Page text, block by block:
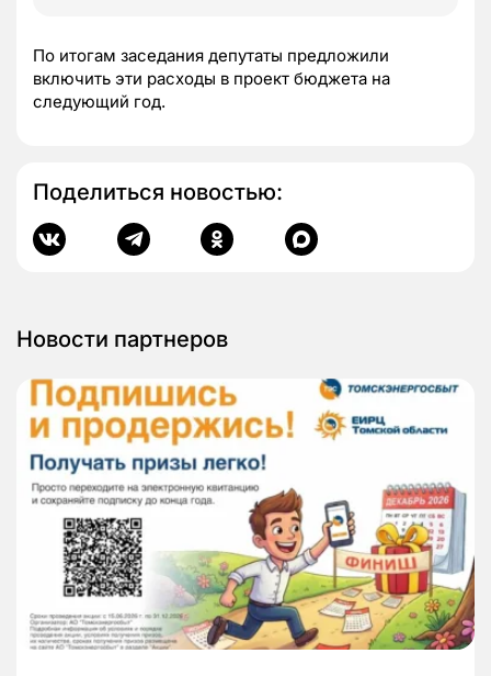
По итогам заседания депутаты предложили
включить эти расходы в проект бюджета на
следующий год.
Поделиться новостью:
Новости партнеров